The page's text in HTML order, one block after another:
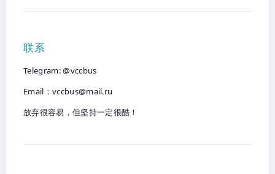
联系
Telegram: @vccbus
Email： vccbus@mail.ru
放弃很容易，但坚持一定很酷！